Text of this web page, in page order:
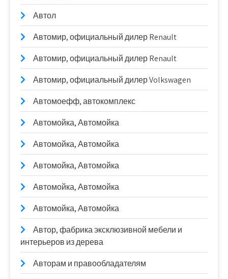
Автол
Автомир, официальный дилер Renault
Автомир, официальный дилер Renault
Автомир, официальный дилер Volkswagen
Автомоефф, автокомплекс
Автомойка, Автомойка
Автомойка, Автомойка
Автомойка, Автомойка
Автомойка, Автомойка
Автомойка, Автомойка
Автор, фабрика эксклюзивной мебели и
интерьеров из дерева
Авторам и правообладателям